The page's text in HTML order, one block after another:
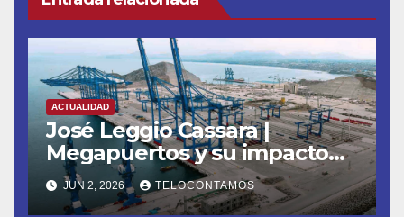
ACTUALIDAD
José Leggio Cassara |
Megapuertos y su impacto
en el turismo y el comercio
global
JUN 2, 2026 TELOCONTAMOS